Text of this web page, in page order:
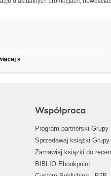
»
Współpraca
Program partnerski Grupy
Sprzedawaj książki
Zamawiaj książki do
BIBLIO Ebookpoint